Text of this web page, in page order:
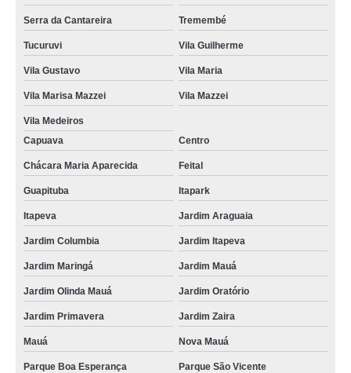
Serra da Cantareira Tremembé
Tucuruvi Vila Guilherme
Vila Gustavo Vila Maria
Vila Marisa Mazzei Vila Mazzei
Vila Medeiros
Capuava
Centro
Chácara Maria Aparecida Feital
Guapituba Itapark
Itapeva Jardim Araguaia
Jardim Columbia Jardim Itapeva
Jardim Maringá Jardim Mauá
Jardim Olinda Mauá Jardim Oratório
Jardim Primavera Jardim Zaira
Mauá Nova Mauá
Parque Boa Esperança Parque São Vicente